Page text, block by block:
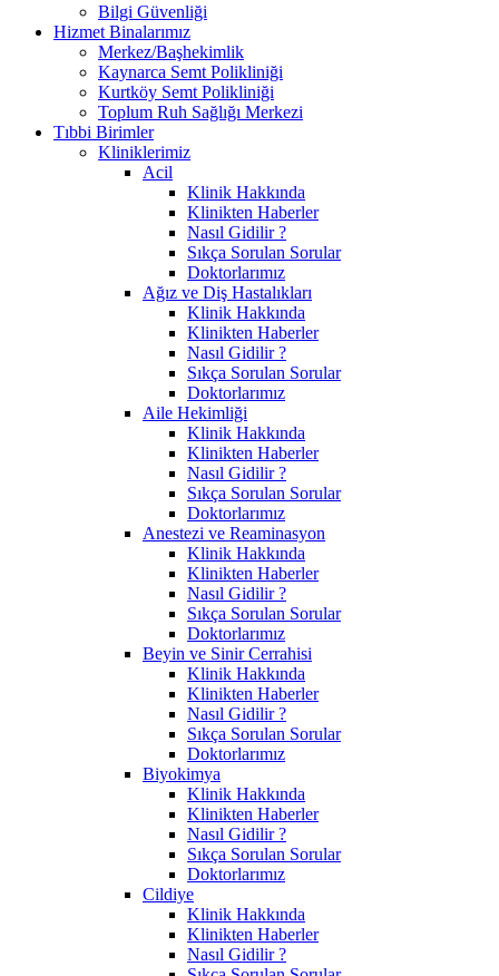
Bilgi Güvenliği
Hizmet Binalarımız
Merkez/Başhekimlik
Kaynarca Semt Polikliniği
Kurtköy Semt Polikliniği
Toplum Ruh Sağlığı Merkezi
Tıbbi Birimler
Kliniklerimiz
Acil
Klinik Hakkında
Klinikten Haberler
Nasıl Gidilir ?
Sıkça Sorulan Sorular
Doktorlarımız
Ağız ve Diş Hastalıkları
Klinik Hakkında
Klinikten Haberler
Nasıl Gidilir ?
Sıkça Sorulan Sorular
Doktorlarımız
Aile Hekimliği
Klinik Hakkında
Klinikten Haberler
Nasıl Gidilir ?
Sıkça Sorulan Sorular
Doktorlarımız
Anestezi ve Reaminasyon
Klinik Hakkında
Klinikten Haberler
Nasıl Gidilir ?
Sıkça Sorulan Sorular
Doktorlarımız
Beyin ve Sinir Cerrahisi
Klinik Hakkında
Klinikten Haberler
Nasıl Gidilir ?
Sıkça Sorulan Sorular
Doktorlarımız
Biyokimya
Klinik Hakkında
Klinikten Haberler
Nasıl Gidilir ?
Sıkça Sorulan Sorular
Doktorlarımız
Cildiye
Klinik Hakkında
Klinikten Haberler
Nasıl Gidilir ?